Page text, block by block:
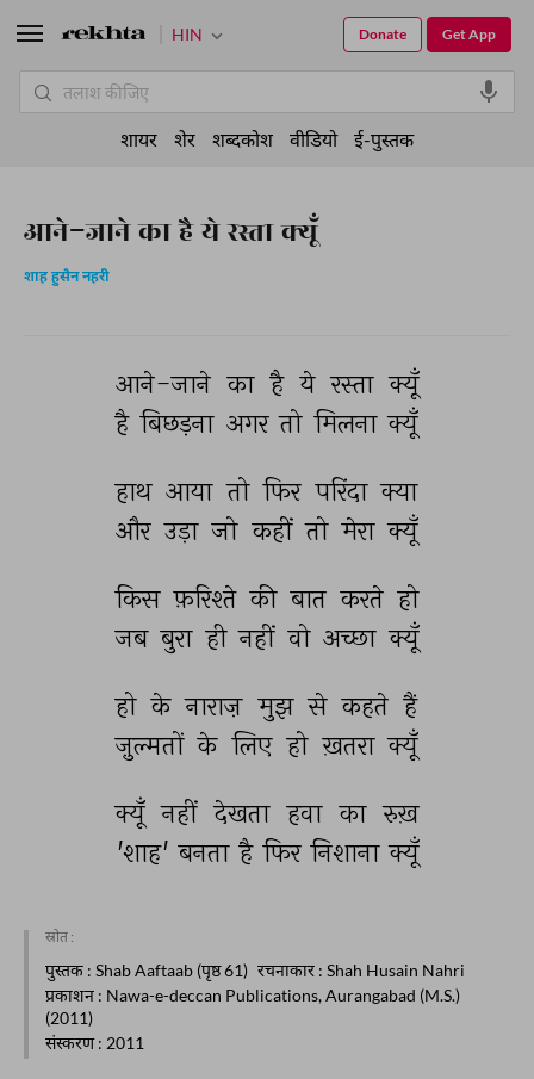
आने-जाने का है ये रस्ता क्यूँ
शाह हुसैन नहरी
आने-जाने का है ये रस्ता क्यूँ
है बिछड़ना अगर तो मिलना क्यूँ
हाथ आया तो फिर परिंदा क्या
और उड़ा जो कहीं तो मेरा क्यूँ
किस फ़रिश्ते की बात करते हो
जब बुरा ही नहीं वो अच्छा क्यूँ
हो के नाराज़ मुझ से कहते हैं
ज़ुल्मतों के लिए हो ख़तरा क्यूँ
क्यूँ नहीं देखता हवा का रुख़
'शाह' बनता है फिर निशाना क्यूँ
स्रोत :
पुस्तक : Shab Aaftaab (पृष्ठ 61) रचनाकार : Shah Husain Nahri
प्रकाशन : Nawa-e-deccan Publications, Aurangabad (M.S.)
(2011)
संस्करण: 2011
HIN Get App
Donate
शायर शेर शब्दकोश वीडियो ई-पुस्तक